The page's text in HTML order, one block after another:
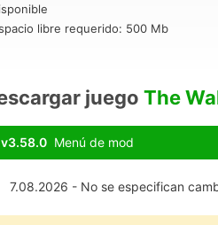
libre requerido: 500 Mb
juego The
v3.58.0 Menú de mod
7.08.2026 - No se especifican